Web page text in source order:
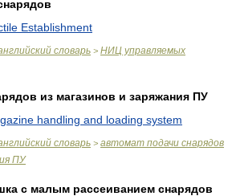
Establishment
словарь > НИЦ управляемых
из магазинов и заряжания ПУ
handling and loading system
словарь > автомат подачи снарядов
ПУ
с малым рассеиванием снарядов